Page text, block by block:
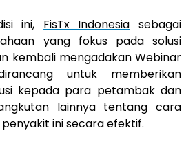
ini, FisTx Indonesia sebagai
yang fokus pada solusi
kembali mengadakan Webinar
untuk memberikan
kepada para petambak dan
lainnya tentang cara
ini secara efektif.